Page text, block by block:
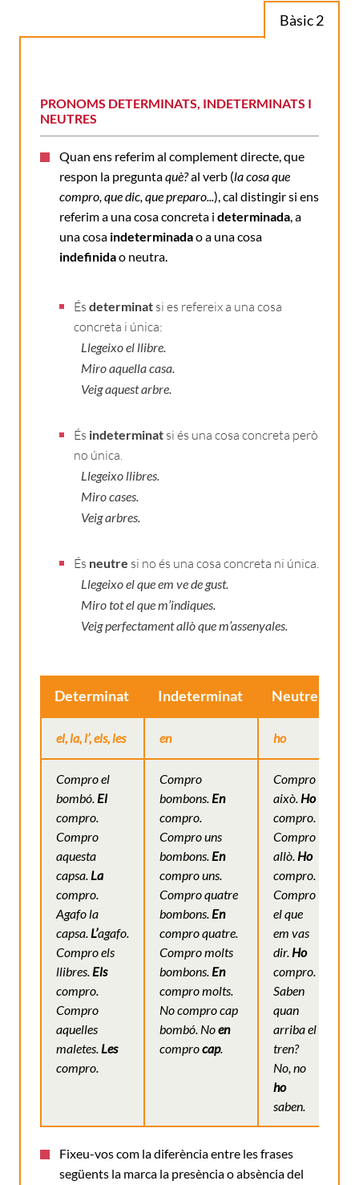
Bàsic 2
PRONOMS DETERMINATS, INDETERMINATS I
NEUTRES
Quan ens referim al complement directe, que
respon la preguntaquè?al verb (la cosa que
compro, que dic, que preparo...), cal distingir si ens
referim a una cosa concreta i determinada, a
una cosa indeterminadao a una cosa
indefinidao neutra.
És determinat si es refereix a una cosa
concreta i única:
Llegeixo el llibre.
Miro aquella casa.
Veig aquest arbre.
És indeterminat si és una cosa concreta però
no única.
Llegeixo llibres.
Miro cases.
Veig arbres.
És neutre si no és una cosa concreta ni única.
Llegeixo el que em ve de gust.
Miro tot el que m’indiques.
Veig perfectament allò que m’assenyales.
Determinat Indeterminat Neutre
el, la, l’, els, les en ho
Compro el
bombó. El
compro.
Compro
aquesta
capsa. La
compro.
Agafo la
capsa. L’agafo.
Compro els
llibres. Els
compro.
Compro
aquelles
maletes. Les
compro.
Compro
bombons. En
compro.
Compro uns
bombons. En
compro uns.
Compro quatre
bombons. En
compro quatre.
Compro molts
bombons. En
compro molts.
No compro cap
bombó. Noen
comprocap.
Compro
això. Ho
compro.
Compro
allò. Ho
compro.
Compro
el que
em vas
dir. Ho
compro.
Saben
quan
arriba el
tren?
No, no
ho
saben.
Fixeu-vos com la diferència entre les frases
següents la marca la presència o absència del